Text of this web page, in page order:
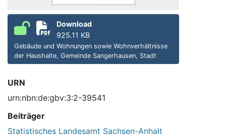
Download
925.11 KB
Gebäude und Wohnungen sowie Wohnverhältnisse
der Haushalte, Gemeinde Sangerhausen, Stadt
URN
urn:nbn:de:gbv:3:2-39541
Beiträger
Statistisches Landesamt Sachsen-Anhalt